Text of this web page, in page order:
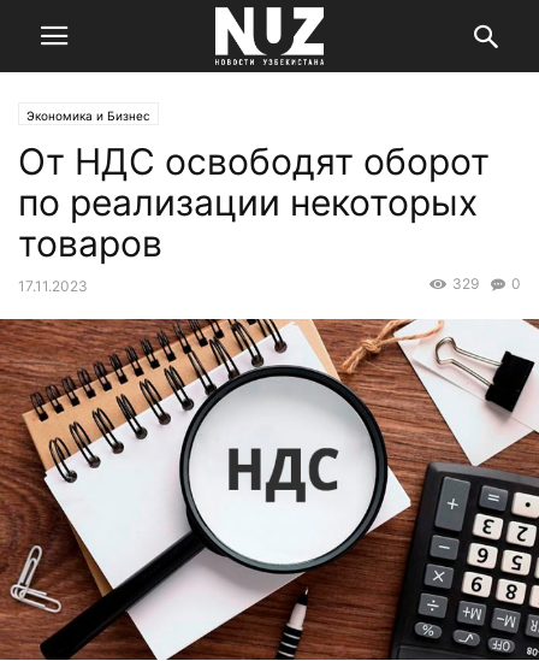
Экономика и Бизнес
От НДС освободят оборот
по реализации некоторых
товаров
17.11.2023 0
329